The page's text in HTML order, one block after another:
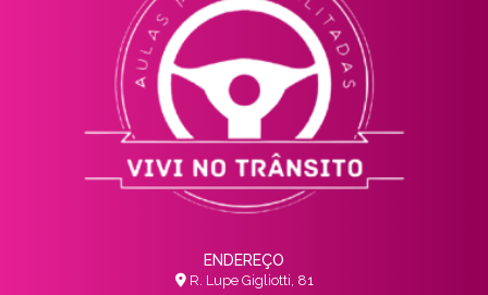
ENDEREÇO
R. Lupe Gigliotti, 81